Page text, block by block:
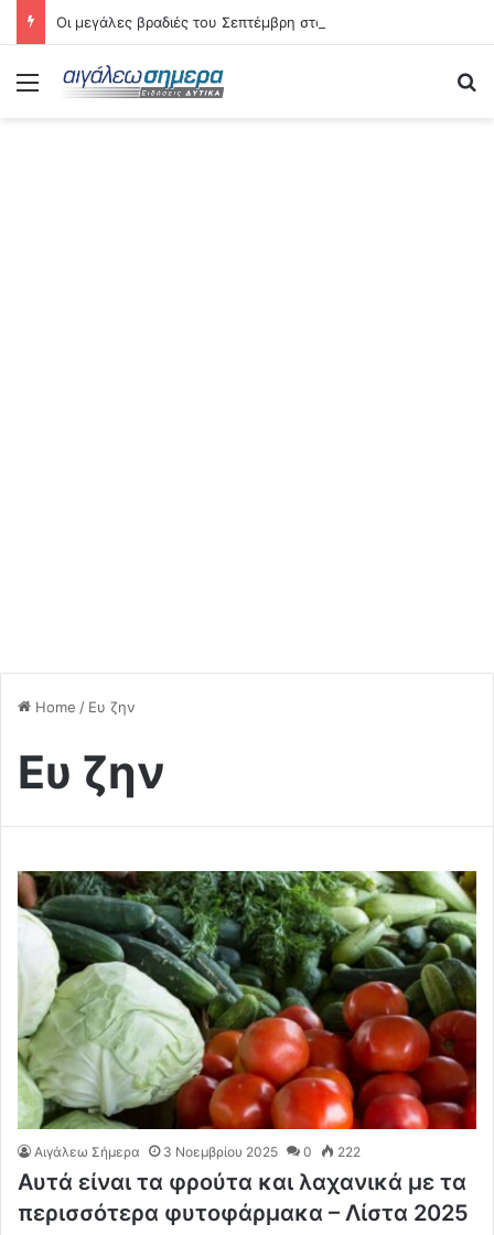
Menu
Home / Ευ ζην
Ευ ζην
Αιγάλεω Σήμερα 3 Νοεμβρίου 2025 0 222
Αυτά είναι τα φρούτα και λαχανικά με τα
περισσότερα φυτοφάρμακα – Λίστα 2025